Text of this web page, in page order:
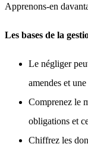
Apprenons-en
Les bases de la
Le négliger
amendes et
Comprenez le
obligations et
Chiffrez les